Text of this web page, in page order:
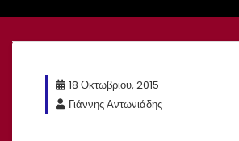
18 Οκτωβρίου, 2015
Γιάννης Αντωνιάδης